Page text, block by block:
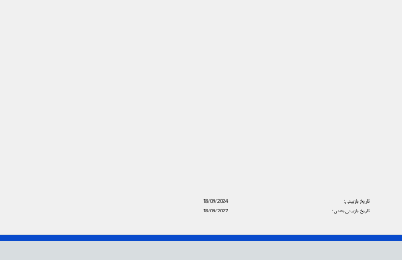
18/09/2024
تاریخ بازبینی:
18/09/2027
تاریخ بازبینی بعدی: